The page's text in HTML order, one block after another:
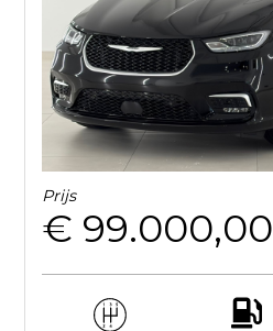
Prijs
€ 99.000,00